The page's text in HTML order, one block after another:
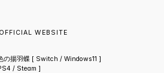
OFFICIAL WEBSITE
の揚羽蝶 [ Switch / Windows11 ]
/ Steam ]